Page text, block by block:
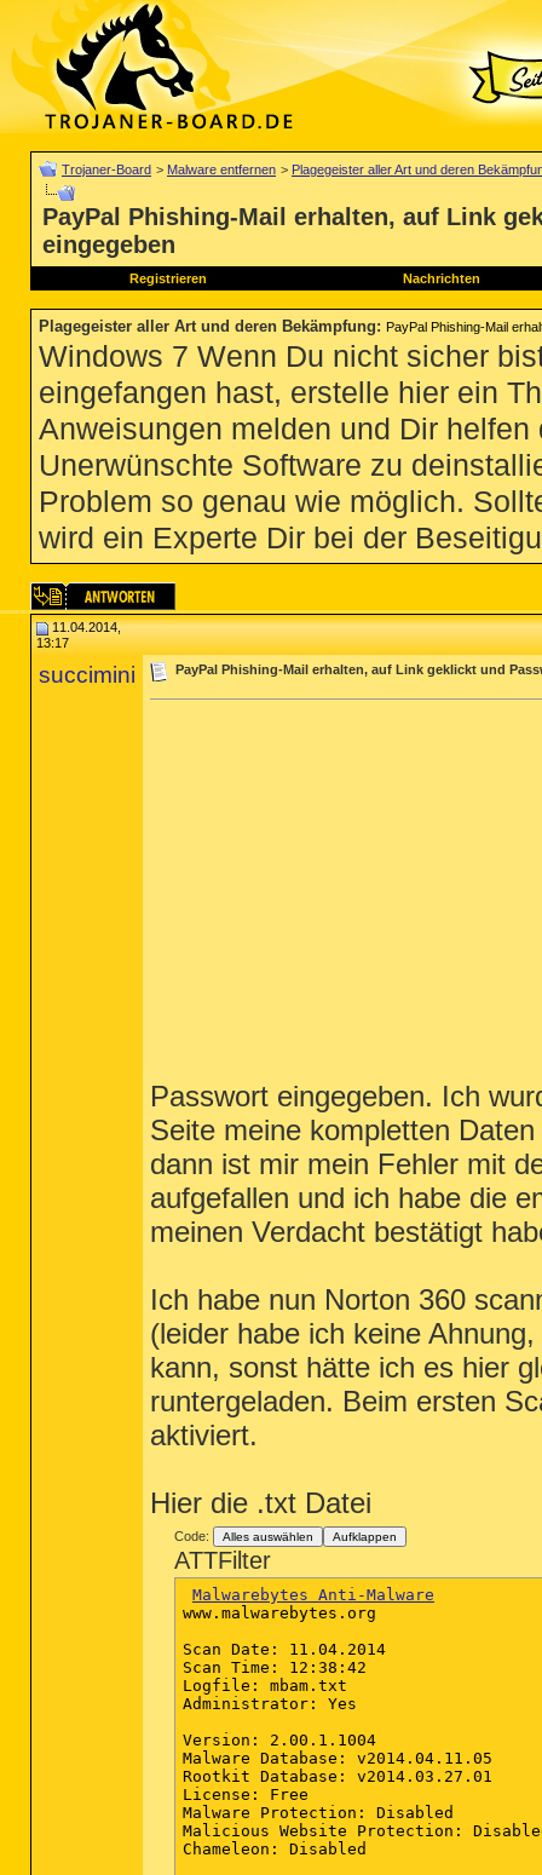
Trojaner-Board > Malware entfernen > Plagegeister aller Art und deren
PayPal Phishing-Mail erhalten, auf Link
eingegeben
Registrieren Nachrichten
Plagegeister aller Art und deren Bekämpfung: PayPal Phishing-Mail
Windows 7 Wenn Du nicht sicher
eingefangen hast, erstelle hier ein
Anweisungen melden und Dir
Unerwünschte Software zu
Problem so genau wie möglich.
wird ein Experte Dir bei der
11.04.2014,
13:17
succimini PayPal Phishing-Mail erhalten, auf Link geklickt und
Passwort eingegeben. Ich
Seite meine kompletten
dann ist mir mein Fehler mit
aufgefallen und ich habe die
meinen Verdacht bestätigt
Ich habe nun Norton 360
(leider habe ich keine
kann, sonst hätte ich es hier
runtergeladen. Beim ersten
aktiviert.
Hier die .txt Datei
Code: Alles auswählen Aufklappen
ATTFilter
Malwarebytes Anti-Malware
www.malwarebytes.org
Scan Date: 11.04.2014
Scan Time: 12:38:42
Logfile: mbam.txt
Administrator: Yes
Version: 2.00.1.1004
Malware Database: v2014.04.11.05
Rootkit Database: v2014.03.27.01
License: Free
Malware Protection: Disabled
Malicious Website Protection:
Chameleon: Disabled